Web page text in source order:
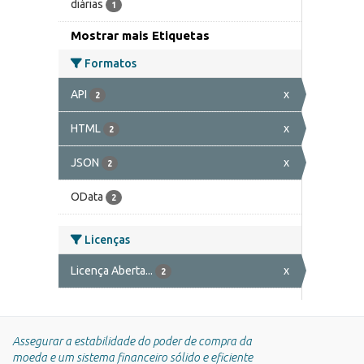
diárias 1
Mostrar mais Etiquetas
Formatos
API 2 x
HTML 2 x
JSON 2 x
OData 2
Licenças
Licença Aberta... 2 x
Assegurar a estabilidade do poder de compra da
moeda e um sistema financeiro sólido e eficiente